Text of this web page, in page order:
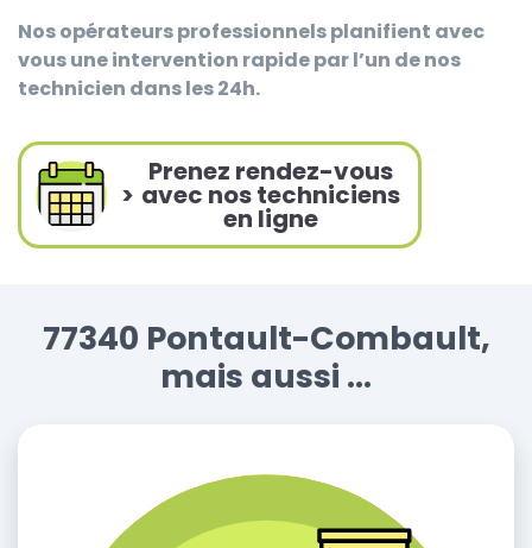
Nos opérateurs professionnels planifient avec
vous une intervention rapide par l’un de nos
technicien dans les 24h.
>
Prenez rendez-vous
avec nos techniciens
en ligne
77340 Pontault-Combault,
mais aussi ...